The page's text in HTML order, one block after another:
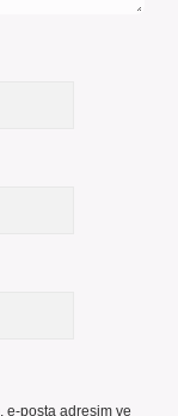
e-posta adresim ve